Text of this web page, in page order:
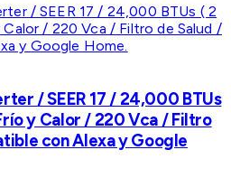
/ SEER 17 / 24,000 BTUs
y Calor / 220 Vca / Filtro
con Alexa y Google